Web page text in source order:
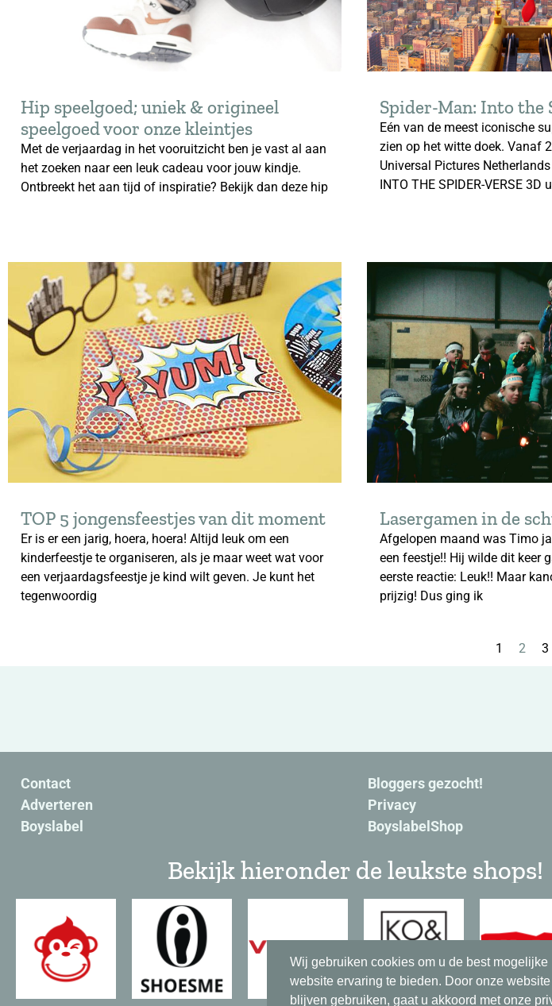
Wij gebruiken cookies om u de best mogelijke
website ervaring te bieden. Door onze website
blijven gebruiken, gaat u akkoord met onze
Hip speelgoed; uniek & origineel
speelgoed voor onze kleintjes
Met de verjaardag in het vooruitzicht ben je vast al aan
het zoeken naar een leuk cadeau voor jouw kindje.
Ontbreekt het aan tijd of inspiratie? Bekijk dan deze hip
Spider-Man: Into the
Eén van de meest iconische
zien op het witte doek. Vanaf
Universal Pictures
INTO THE SPIDER-VERSE 3D
TOP 5 jongensfeestjes van dit moment
Er is er een jarig, hoera, hoera! Altijd leuk om een
kinderfeestje te organiseren, als je maar weet wat voor
een verjaardagsfeestje je kind wilt geven. Je kunt het
tegenwoordig
Lasergamen in de
Afgelopen maand was Timo
een feestje!! Hij wilde dit keer
eerste reactie: Leuk!! Maar
prijzig! Dus ging ik
1 2 3
Contact
Adverteren
Boyslabel
Bloggers gezocht!
Privacy
BoyslabelShop
Bekijk hieronder de leukste shops!